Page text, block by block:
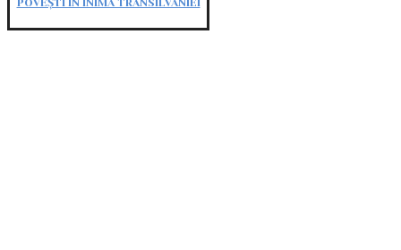
POVEȘTI ÎN INIMA TRANSILVANIEI